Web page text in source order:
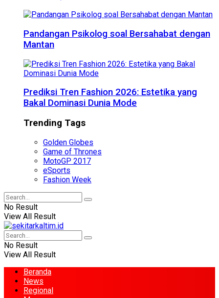
Pandangan Psikolog soal Bersahabat dengan
Mantan
Prediksi Tren Fashion 2026: Estetika yang
Bakal Dominasi Dunia Mode
Trending Tags
Golden Globes
Game of Thrones
MotoGP 2017
eSports
Fashion Week
No Result
View All Result
No Result
View All Result
Beranda
News
Regional